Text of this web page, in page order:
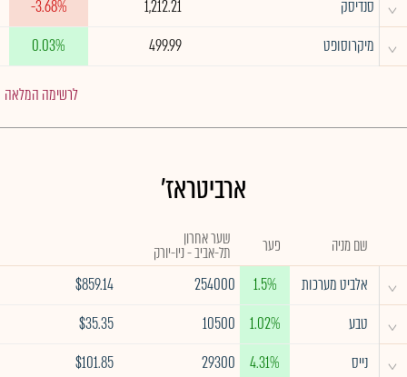
^ סנדיסק 1,212.21
-3.68%
^ מיקרוסופט 499.99
0.03%
לרשימה המלאה
ארביטראז'
שם מניה פער שער אחרון
תל-אביב - ניו-יורק
^ אלביט מערכות 1.5%
254000
$859.14
^ טבע 1.02%
10500
$35.35
^ נייס 4.31%
29300
$101.85